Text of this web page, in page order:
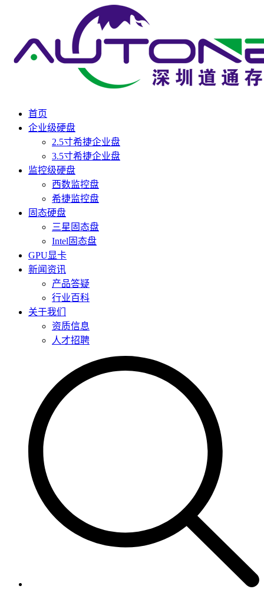
首页
企业级硬盘
2.5寸希捷企业盘
3.5寸希捷企业盘
监控级硬盘
西数监控盘
希捷监控盘
固态硬盘
三星固态盘
Intel固态盘
GPU显卡
新闻资讯
产品答疑
行业百科
关于我们
资质信息
人才招聘